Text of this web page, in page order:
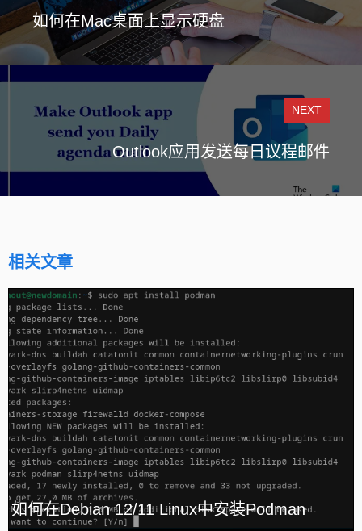
如何在Mac桌面上显示硬盘
NEXT
Outlook应用发送每日议程邮件
相关文章
如何在Debian 12/11 Linux中安装Podman